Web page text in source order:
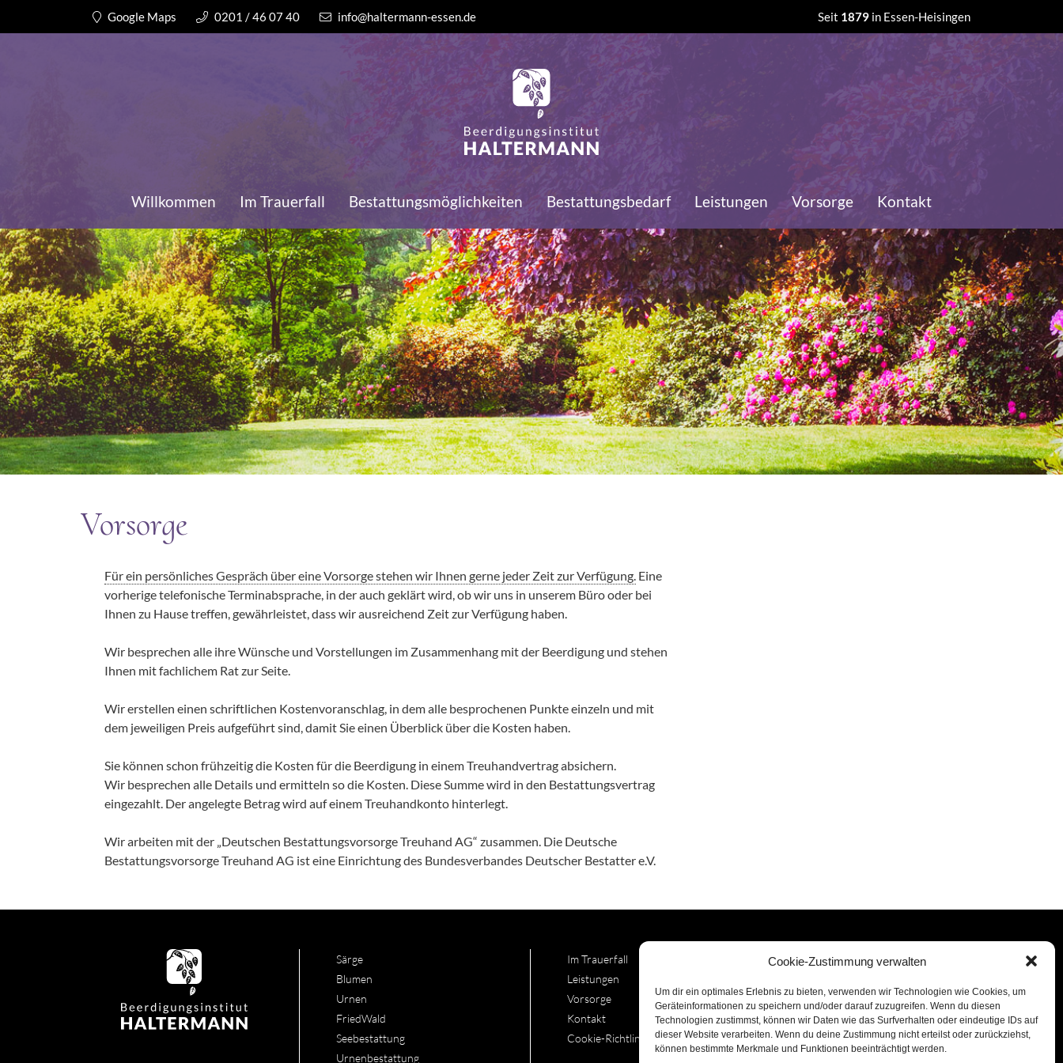
Cookie-Zustimmung verwalten
Um dir ein optimales Erlebnis zu bieten, verwenden wir Technologien wie Cookies, um
Geräteinformationen zu speichern und/oder darauf zuzugreifen. Wenn du diesen
Technologien zustimmst, können wir Daten wie das Surfverhalten oder eindeutige IDs auf
dieser Website verarbeiten. Wenn du deine Zustimmung nicht erteilst oder zurückziehst,
können bestimmte Merkmale und Funktionen beeinträchtigt werden.
Google Maps 0201 / 46 07 40 info@haltermann-essen.de Seit 1879 in Essen-Heisingen
Willkommen Im Trauerfall Bestattungsmöglichkeiten Bestattungsbedarf Leistungen Vorsorge Kontakt
Vorsorge
Für ein persönliches Gespräch über eine Vorsorge stehen wir Ihnen gerne jeder Zeit zur Verfügung. Eine
vorherige telefonische Terminabsprache, in der auch geklärt wird, ob wir uns in unserem Büro oder bei
Ihnen zu Hause treffen, gewährleistet, dass wir ausreichend Zeit zur Verfügung haben.
Wir besprechen alle ihre Wünsche und Vorstellungen im Zusammenhang mit der Beerdigung und stehen
Ihnen mit fachlichem Rat zur Seite.
Wir erstellen einen schriftlichen Kostenvoranschlag, in dem alle besprochenen Punkte einzeln und mit
dem jeweiligen Preis aufgeführt sind, damit Sie einen Überblick über die Kosten haben.
Sie können schon frühzeitig die Kosten für die Beerdigung in einem Treuhandvertrag absichern.
Wir besprechen alle Details und ermitteln so die Kosten. Diese Summe wird in den Bestattungsvertrag
eingezahlt. Der angelegte Betrag wird auf einem Treuhandkonto hinterlegt.
Wir arbeiten mit der „Deutschen Bestattungsvorsorge Treuhand AG“ zusammen. Die Deutsche
Bestattungsvorsorge Treuhand AG ist eine Einrichtung des Bundesverbandes Deutscher Bestatter e.V.
Särge
Blumen
Urnen
FriedWald
Seebestattung
Urnenbestattung
Im Trauerfall
Leistungen
Vorsorge
Kontakt
Cookie-Richtlinie (EU)
Beerdigungsinstitut Haltermann
Heisinger Straße 489
45259 Essen-Heisingen
0201 / 46 07 40